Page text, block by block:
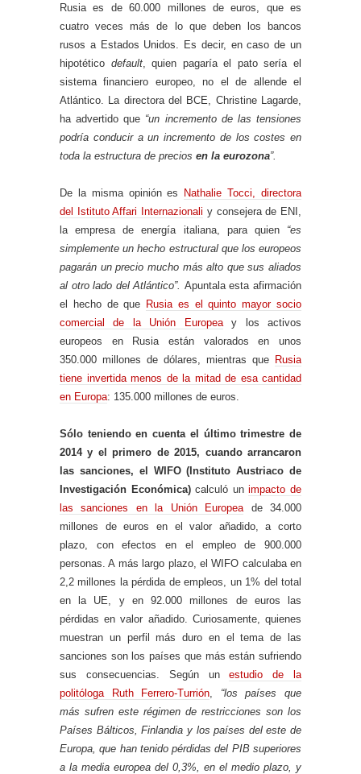
Rusia es de 60.000 millones de euros, que es
cuatro veces más de lo que deben los bancos
rusos a Estados Unidos. Es decir, en caso de un
hipotético default, quien pagaría el pato sería el
sistema financiero europeo, no el de allende el
Atlántico. La directora del BCE, Christine Lagarde,
ha advertido que “un incremento de las tensiones
podría conducir a un incremento de los costes en
toda la estructura de precios en la eurozona”.
De la misma opinión es
Nathalie Tocci, directora
del Istituto Affari Internazionali y consejera de ENI,
la empresa de energía italiana, para quien “es
simplemente un hecho estructural que los europeos
pagarán un precio mucho más alto que sus aliados
al otro lado del Atlántico”. Apuntala esta afirmación
el hecho de que Rusia es el quinto mayor socio
comercial de la Unión Europeay los activos
europeos en Rusia están valorados en unos
350.000 millones de dólares, mientras que Rusia
tiene invertida menos de la mitad de esa cantidad
en Europa: 135.000 millones de euros.
Sólo teniendo en cuenta el último trimestre de
2014 y el primero de 2015, cuando arrancaron
las sanciones, el WIFO (Instituto Austriaco de
Investigación Económica)calculó unimpacto de
las sanciones en la Unión Europea de 34.000
millones de euros en el valor añadido, a corto
plazo, con efectos en el empleo de 900.000
personas. A más largo plazo, el WIFO calculaba en
2,2 millones la pérdida de empleos, un 1% del total
en la UE, y en 92.000 millones de euros las
pérdidas en valor añadido. Curiosamente, quienes
muestran un perfil más duro en el tema de las
sanciones son los países que más están sufriendo
sus consecuencias. Según unestudio de la
politóloga Ruth Ferrero-Turrión
“los países que
más sufren este régimen de restricciones son los
Países Bálticos, Finlandia y los países del este de
Europa, que han tenido pérdidas del PIB superiores
a la media europea del 0,3%, en el medio plazo, y